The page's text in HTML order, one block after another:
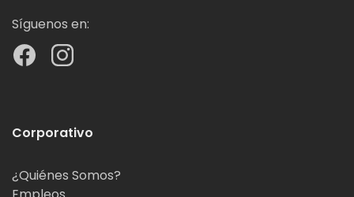
Síguenos en:
Corporativo
¿Quiénes Somos?